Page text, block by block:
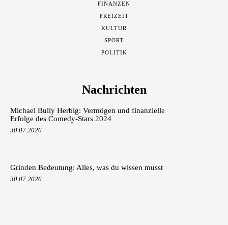
FINANZEN
FREIZEIT
KULTUR
SPORT
POLITIK
Nachrichten
Michael Bully Herbig: Vermögen und finanzielle
Erfolge des Comedy-Stars 2024
30.07.2026
Grinden Bedeutung: Alles, was du wissen musst
30.07.2026